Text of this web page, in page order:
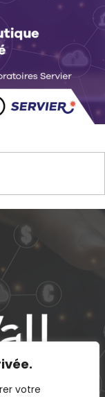
votre